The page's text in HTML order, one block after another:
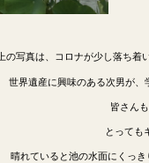
上の写真は、コロナが少し落ち
世界遺産に興味のある次男が
皆さん
とっても
晴れていると池の水面にくっ